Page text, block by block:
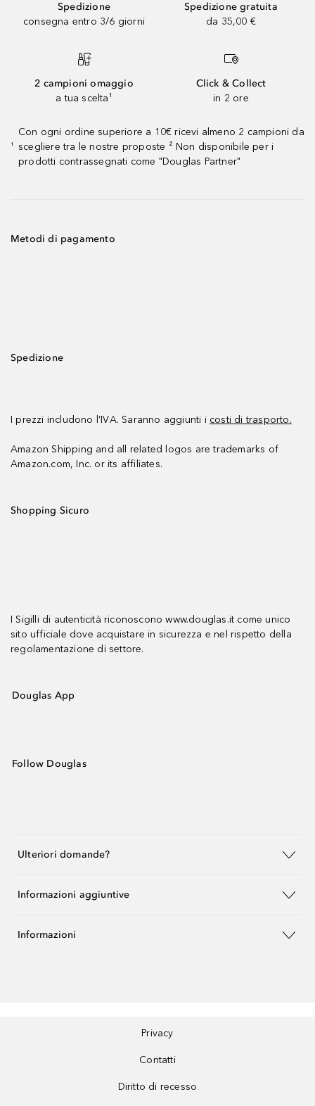
Spedizione
consegna entro 3/6 giorni
Spedizione gratuita
da 35,00 €
2 campioni omaggio
a tua scelta¹
Click & Collect
in 2 ore
¹
Con ogni ordine superiore a 10€ ricevi almeno 2 campioni da
scegliere tra le nostre proposte ² Non disponibile per i
prodotti contrassegnati come "Douglas Partner"
Metodi di pagamento
Spedizione
I prezzi includono l’IVA. Saranno aggiunti i costi di trasporto.
Amazon Shipping and all related logos are trademarks of
Amazon.com, Inc. or its affiliates.
Shopping Sicuro
I Sigilli di autenticità riconoscono www.douglas.it come unico
sito ufficiale dove acquistare in sicurezza e nel rispetto della
regolamentazione di settore.
Douglas App
Follow Douglas
Ulteriori domande?
Informazioni aggiuntive
Informazioni
Privacy
Contatti
Diritto di recesso